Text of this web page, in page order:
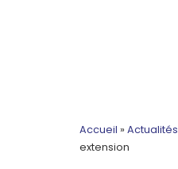
Accueil » Actualités
extension